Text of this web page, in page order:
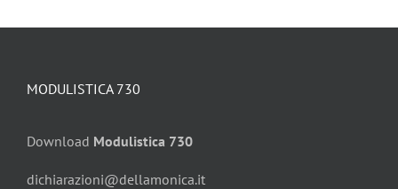
MODULISTICA 730
Download Modulistica 730
dichiarazioni@dellamonica.it